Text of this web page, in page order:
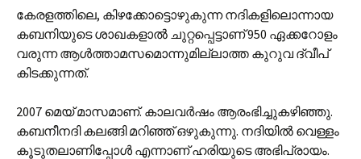
കേരളത്തിലെ‍, കിഴക്കോട്ടൊഴുകുന്ന നദികളിലൊന്നാ‍യ
കബനി‍യുടെ ശാഖകളാല്‍ ചുറ്റപ്പെട്ടാണ് 950 ഏക്കറോളം
വരുന്ന ആള്‍ത്താമസമൊന്നുമില്ലാത്ത കുറുവ ദ്വീപ്
കിടക്കുന്നത്.
2007 മെയ് മാസമാണ്. കാലവര്‍ഷം ആരംഭിച്ചുകഴിഞ്ഞു.
കബനീനദി കലങ്ങി മറിഞ്ഞ് ഒഴുകുന്നു. നദിയില്‍ വെള്ളം
കൂടുതലാണിപ്പോള്‍ എന്നാണ് ഹരിയുടെ അഭിപ്രായം.